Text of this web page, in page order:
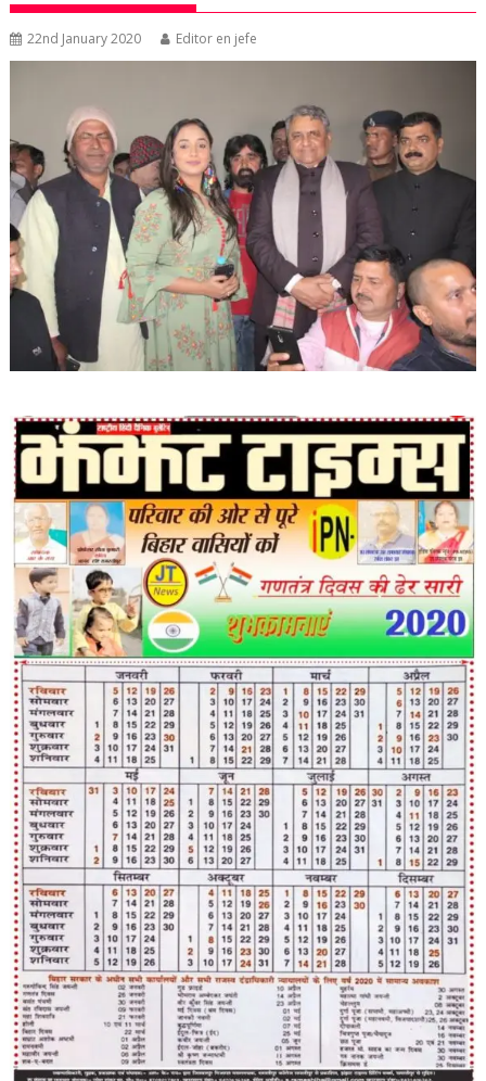
22nd January 2020 Editor en jefe